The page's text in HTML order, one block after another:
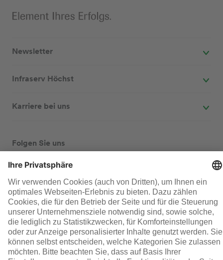
Newsletter
Infraserv Höchst
Karriere bei uns
Folgen Sie uns
© Infraserv Höchst
Kontakt Sitemap AGB Datenschutz Impressum
Cookie-Einstellungen